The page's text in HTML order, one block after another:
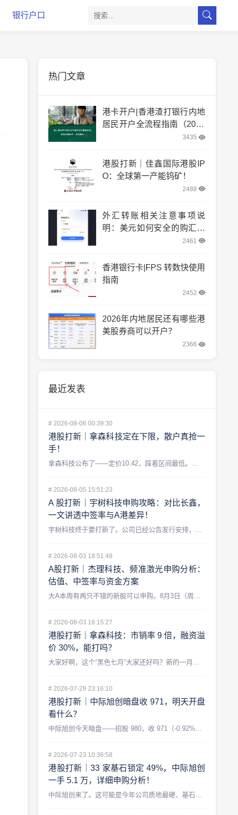
银行户口
热门文章
港卡开户|香港渣打银行内地
居民开户全流程指南（2025
3435
港股打新｜佳鑫国际港股IP
O：全球第一产能钨矿！
2488
外汇转账相关注意事项说
明：美元如何安全的购汇和
2461
香港银行卡|FPS 转数快使用
指南
2452
2026年内地居民还有哪些港
美股券商可以开户？
2366
最近发表
# 2026-08-06 00:39:30
港股打新｜拿森科技定在下限，散户真抢一
手！
拿森科技公布了——定价10.42，踩着区间最低。...
# 2026-08-05 15:51:23
A 股打新｜宇树科技申购攻略：对比长鑫，
一文讲透中签率与A港差异！
# 2026-08-03 18:51:48
A股打新｜杰理科技、频准激光申购分析：
估值、中签率与资金方案
# 2026-08-03 16:15:27
港股打新｜拿森科技：市销率 9 倍，融资溢
价 30%，能打吗？
# 2026-07-29 23:16:10
港股打新｜中际旭创暗盘收 971，明天开盘
看什么？
# 2026-07-23 10:36:58
港股打新｜33 家基石锁定 49%，中际旭创
一手 5.1 万，详细申购分析！